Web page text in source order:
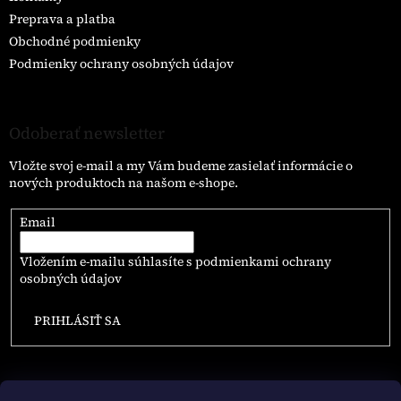
Preprava a platba
Obchodné podmienky
Podmienky ochrany osobných údajov
Odoberať newsletter
Vložte svoj e-mail a my Vám budeme zasielať informácie o
nových produktoch na našom e-shope.
Email
Vložením e-mailu súhlasíte s podmienkami ochrany
osobných údajov
PRIHLÁSIŤ SA